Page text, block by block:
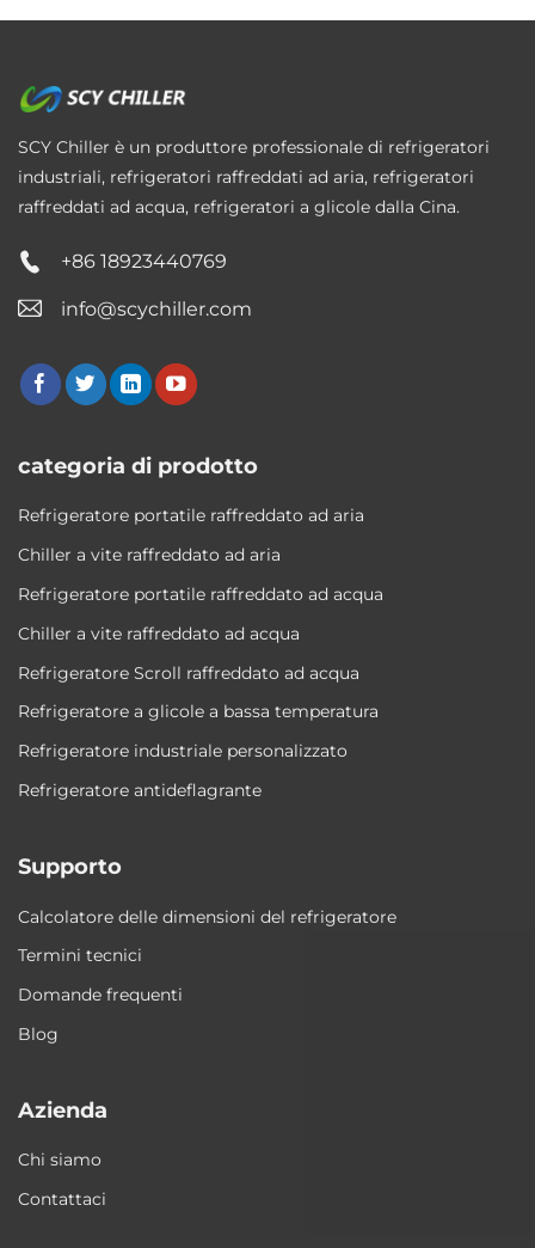
SCY Chiller è un produttore professionale di refrigeratori
industriali, refrigeratori raffreddati ad aria, refrigeratori
raffreddati ad acqua, refrigeratori a glicole dalla Cina.
+86 18923440769
info@scychiller.com
categoria di prodotto
Refrigeratore portatile raffreddato ad aria
Chiller a vite raffreddato ad aria
Refrigeratore portatile raffreddato ad acqua
Chiller a vite raffreddato ad acqua
Refrigeratore Scroll raffreddato ad acqua
Refrigeratore a glicole a bassa temperatura
Refrigeratore industriale personalizzato
Refrigeratore antideflagrante
Supporto
Calcolatore delle dimensioni del refrigeratore
Termini tecnici
Domande frequenti
Blog
Azienda
Chi siamo
Contattaci